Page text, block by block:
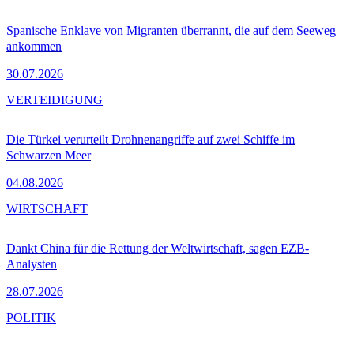
Spanische Enklave von Migranten überrannt, die auf dem Seeweg
ankommen
30.07.2026
Die Türkei verurteilt Drohnenangriffe auf zwei Schiffe im
Schwarzen Meer
04.08.2026
VERTEIDIGUNG
Dankt China für die Rettung der Weltwirtschaft, sagen EZB-
Analysten
28.07.2026
WIRTSCHAFT
POLITIK